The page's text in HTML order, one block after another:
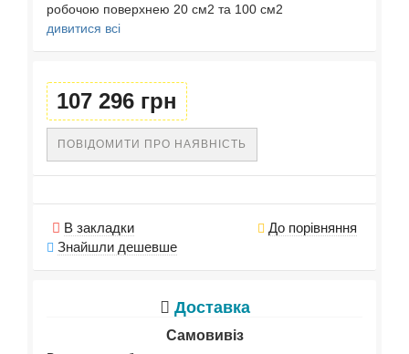
робочою поверхнею 20 см2 та 100 см2
дивитися всі
107 296 грн
ПОВІДОМИТИ ПРО НАЯВНІСТЬ
В закладки
До порівняння
Знайшли дешевше
Доставка
Самовивіз